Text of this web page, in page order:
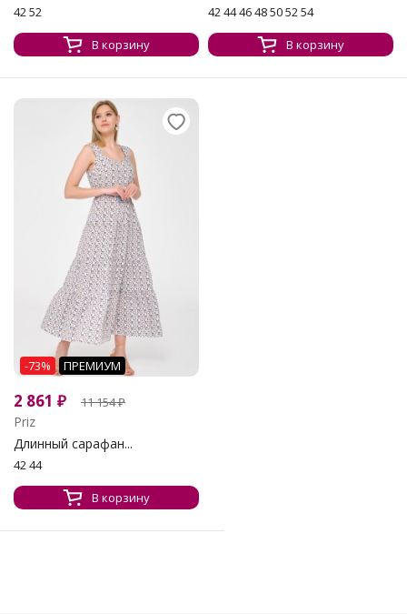
42 52
В корзину
42 44 46 48 50 52 54
В корзину
-73% ПРЕМИУМ
2 861 ₽ 11 154₽
Priz
Длинный сарафан...
42 44
В корзину